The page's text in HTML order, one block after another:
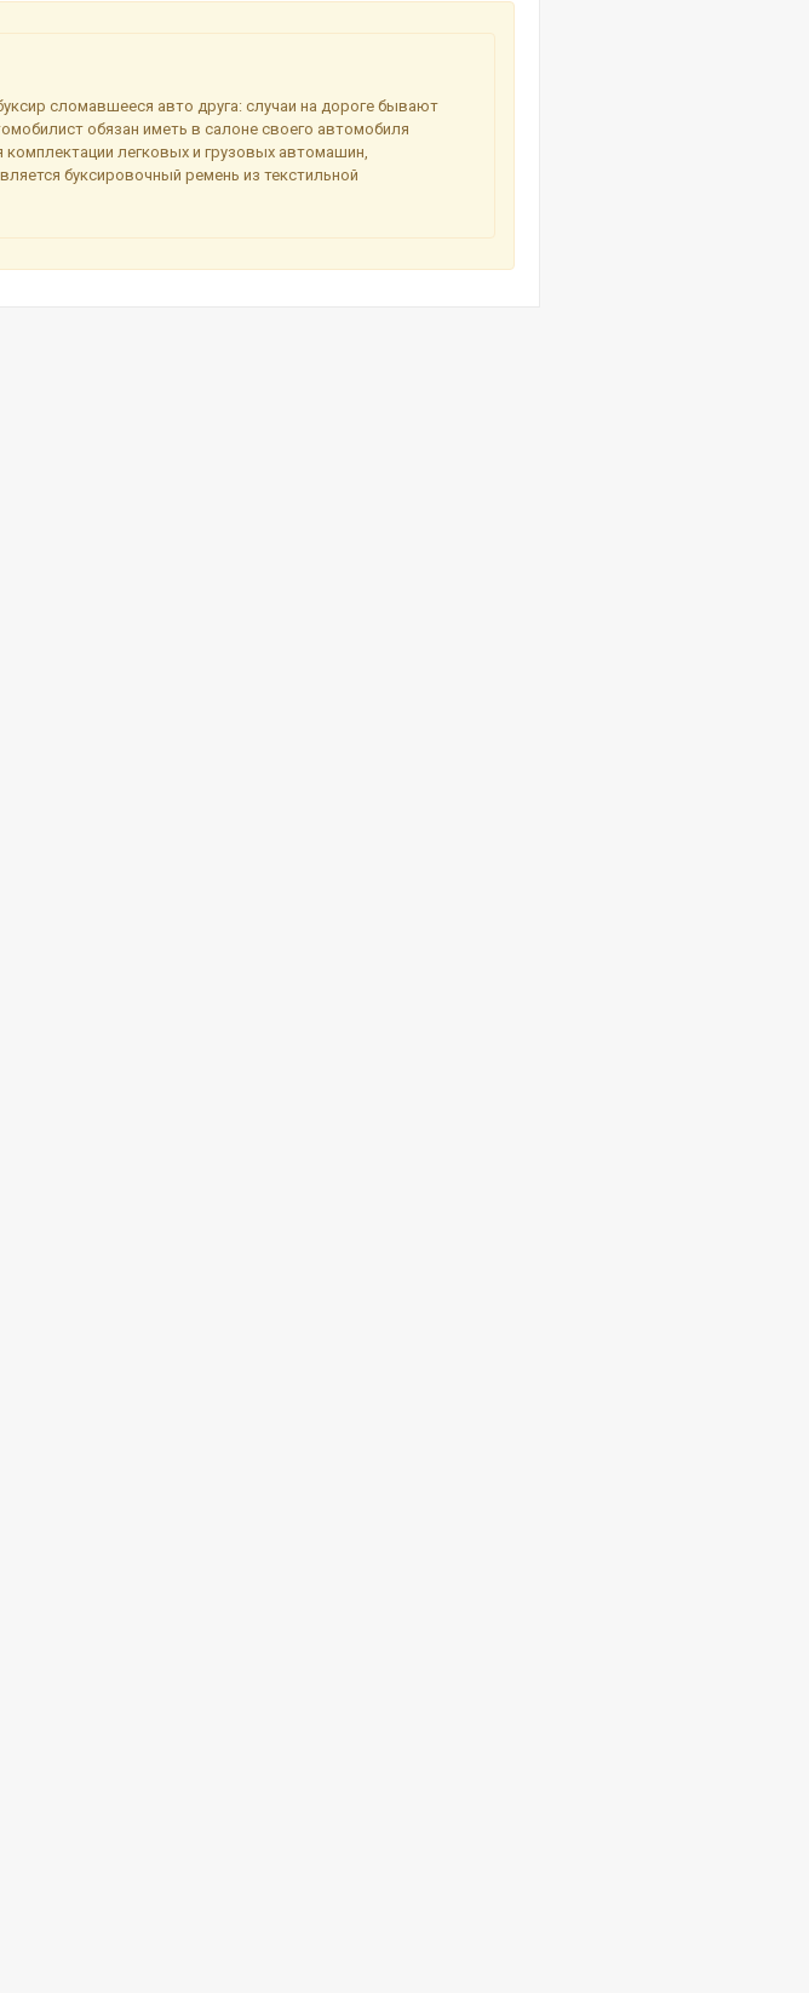
сломавшееся авто друга: случаи на дороге бывают
обязан иметь в салоне своего автомобиля
легковых и грузовых автомашин,
буксировочный ремень из текстильной